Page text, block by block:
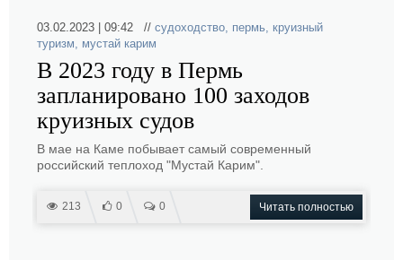
03.02.2023 | 09:42 // судоходство, пермь, круизный
туризм, мустай карим
В 2023 году в Пермь
запланировано 100 заходов
круизных судов
В мае на Каме побывает самый современный
российский теплоход "Мустай Карим".
213 0 0 Читать полностью